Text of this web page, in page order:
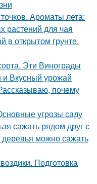
Ароматы лета:
растений для чая
в открытом грунте.
Эти Винограды
Вкусный урожай
почему
угрозы саду
сажать рядом друг с
можно сажать
Подготовка